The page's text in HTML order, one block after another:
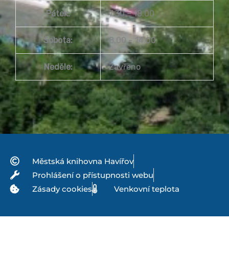
Pátek: 7.30 – 18.00
Sobota: 8.00 – 14.00
Neděle: Zavřeno
Městská knihovna Havířov
Prohlášení o přístupnosti webu
Zásady cookies
Venkovní teplota